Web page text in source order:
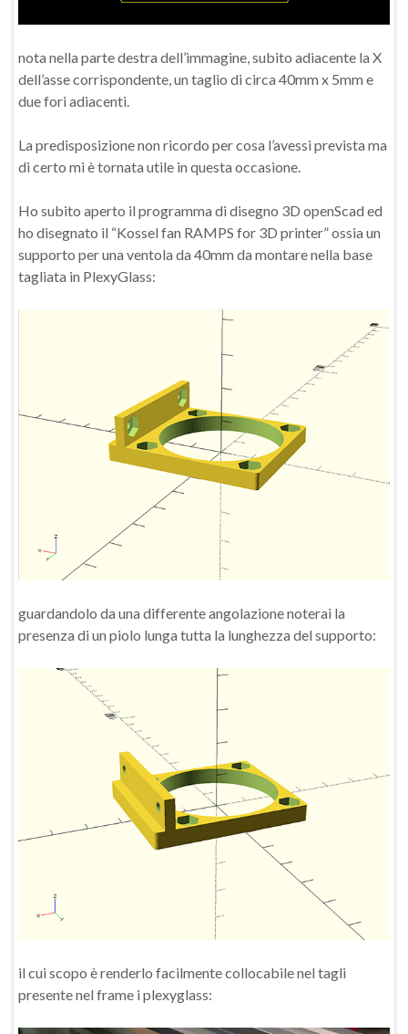
nota nella parte destra dell’immagine, subito adiacente la X
dell’asse corrispondente, un taglio di circa 40mm x 5mm e
due fori adiacenti.
La predisposizione non ricordo per cosa l’avessi prevista ma
di certo mi è tornata utile in questa occasione.
Ho subito aperto il programma di disegno 3D openScad ed
ho disegnato il “Kossel fan RAMPS for 3D printer” ossia un
supporto per una ventola da 40mm da montare nella base
tagliata in PlexyGlass:
guardandolo da una differente angolazione noterai la
presenza di un piolo lunga tutta la lunghezza del supporto:
il cui scopo è renderlo facilmente collocabile nel tagli
presente nel frame i plexyglass: